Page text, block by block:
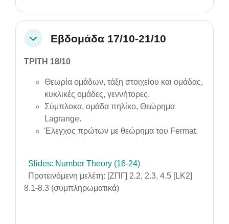
CollapseΕβδομάδα 17/10-21/10
ΤΡΙΤΗ 18/10
Θεωρία ομάδων, τάξη στοιχείου και ομάδας,
κυκλικές ομάδες, γεννήτορες.
Σύμπλοκα, ομάδα πηλίκο, Θεώρημα
Lagrange.
Έλεγχος πρώτων με θεώρημα του Fermat.
Slides: Number Theory (16-24)
Προτεινόμενη μελέτη: [ΖΠΓ] 2.2, 2.3, 4.5 [LK2]
8.1-8.3 (συμπληρωματικά)